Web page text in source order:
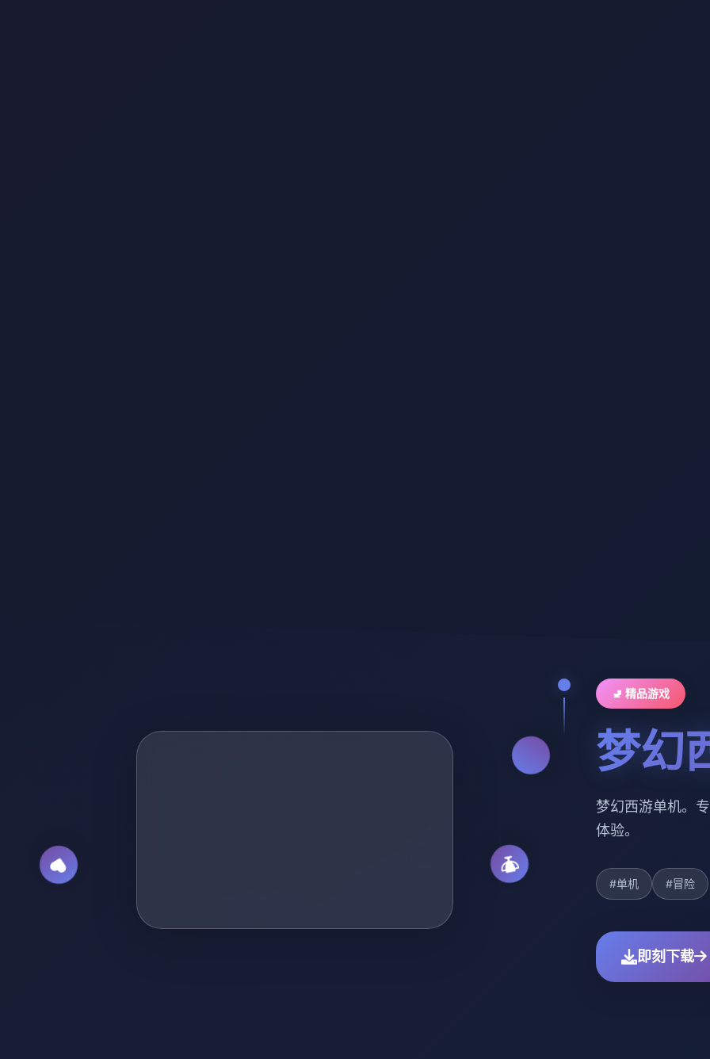
🚽 精品游戏
梦幻
梦幻西游单机。
体验。
#单机 #冒险
即刻下载